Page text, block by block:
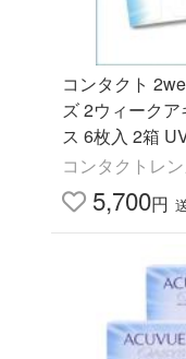
コンタクト
ズ 2ウィーク
ス 6枚入 2箱
ASYS
コンタクトレ
5,700円